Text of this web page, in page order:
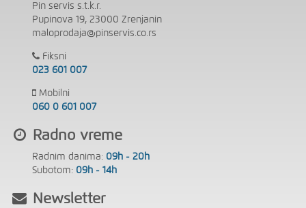
Pin servis s.t.k.r.
Pupinova 19, 23000 Zrenjanin
maloprodaja@pinservis.co.rs
Fiksni
023 601 007
Mobilni
060 0 601 007
Radno vreme
Radnim danima: 09h - 20h
Subotom: 09h - 14h
Newsletter